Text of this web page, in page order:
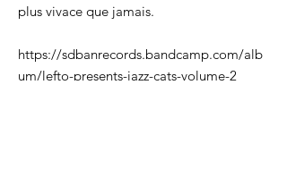
plus vivace que jamais.
https://sdbanrecords.bandcamp.com/alb
um/lefto-presents-jazz-cats-volume-2